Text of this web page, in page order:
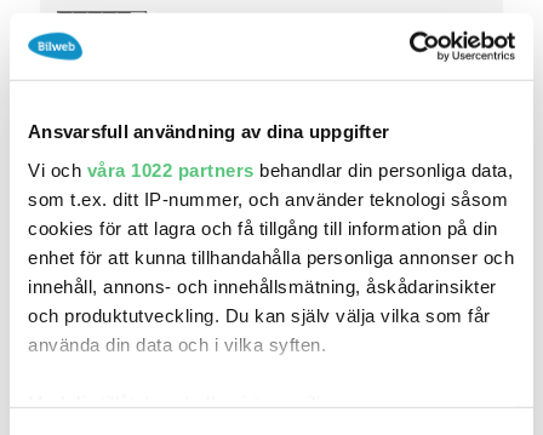
Ansvarsfull användning av dina uppgifter
Vi och våra 1022 partners behandlar din personliga data,
som t.ex. ditt IP-nummer, och använder teknologi såsom
cookies för att lagra och få tillgång till information på din
enhet för att kunna tillhandahålla personliga annonser och
innehåll, annons- och innehållsmätning, åskådarinsikter
och produktutveckling. Du kan själv välja vilka som får
använda din data och i vilka syften.
Räkna på försäkring
Köp online